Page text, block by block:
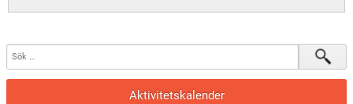
Aktivitetskalender